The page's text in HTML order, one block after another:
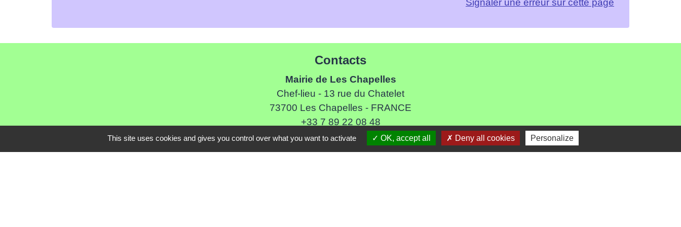
Signaler une erreur sur cette page
Contacts
Mairie de Les Chapelles
Chef-lieu - 13 rue du Chatelet
73700 Les Chapelles - FRANCE
+33 7 89 22 08 48
Contact par formulaire
This site uses cookies and gives you control over what you want to activate OK, accept all Deny all cookies Personalize